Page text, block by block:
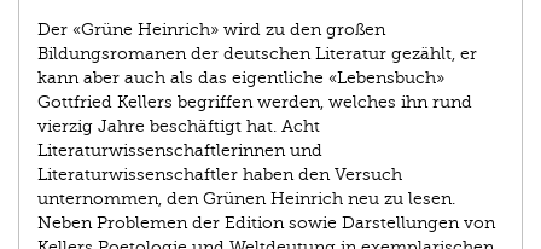
Der «Grüne Heinrich» wird zu den großen
Bildungsromanen der deutschen Literatur gezählt, er
kann aber auch als das eigentliche «Lebensbuch»
Gottfried Kellers begriffen werden, welches ihn rund
vierzig Jahre beschäftigt hat. Acht
Literaturwissenschaftlerinnen und
Literaturwissenschaftler haben den Versuch
unternommen, den Grünen Heinrich neu zu lesen.
Neben Problemen der Edition sowie Darstellungen von